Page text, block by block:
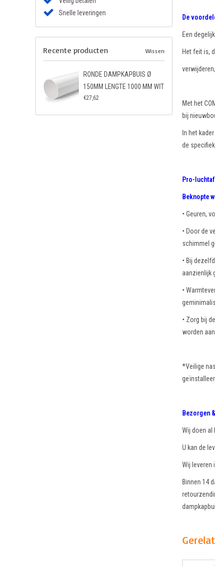
De
Een
Het feit is,
Met het
bij
In het
de
Pro-
Beknopte
• Geuren,
• Door de
schimmel
• Bij
aanzienlijk
•
• Zorg bij
worden
*Veilige
Bezorgen
Wij doen al
U kan de
Wij leveren
Binnen 14
Snelle leveringen
Recente producten Wissen
RONDE DAMPKAPBUIS Ø
150MM LENGTE 1000 MM WIT
€27,62